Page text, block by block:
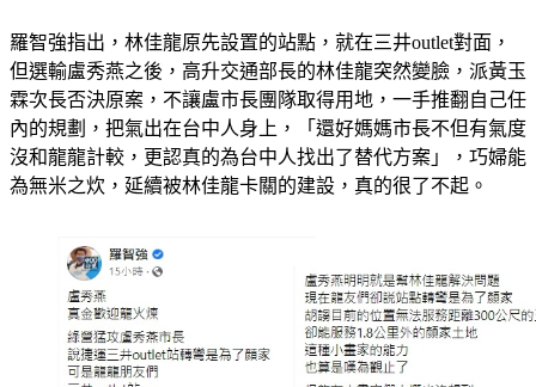
羅智強指出，林佳龍原先設置的站點，就在三井outlet對面，
但選輸盧秀燕之後，高升交通部長的林佳龍突然變臉，派黃玉
霖次長否決原案，不讓盧市長團隊取得用地，一手推翻自己任
內的規劃，把氣出在台中人身上，「還好媽媽市長不但有氣度
沒和龍龍計較，更認真的為台中人找出了替代方案」，巧婦能
為無米之炊，延續被林佳龍卡關的建設，真的很了不起。